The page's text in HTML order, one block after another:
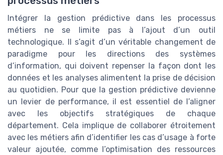
Intégrer la gestion prédictive dans les processus
métiers ne se limite pas à l’ajout d’un outil
technologique. Il s’agit d’un véritable changement de
paradigme pour les directions des systèmes
d’information, qui doivent repenser la façon dont les
données et les analyses alimentent la prise de décision
au quotidien. Pour que la gestion prédictive devienne
un levier de performance, il est essentiel de l’aligner
avec les objectifs stratégiques de chaque
département. Cela implique de collaborer étroitement
avec les métiers afin d’identifier les cas d’usage à forte
valeur ajoutée, comme l’optimisation des ressources